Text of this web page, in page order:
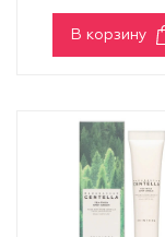
В корзину